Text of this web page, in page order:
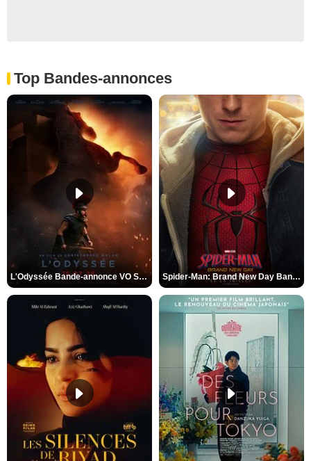
Top Bandes-annonces
L'Odyssée Bande-annonce VO STFR Spider-Man: Brand New Day Bande-annonce VO STFR